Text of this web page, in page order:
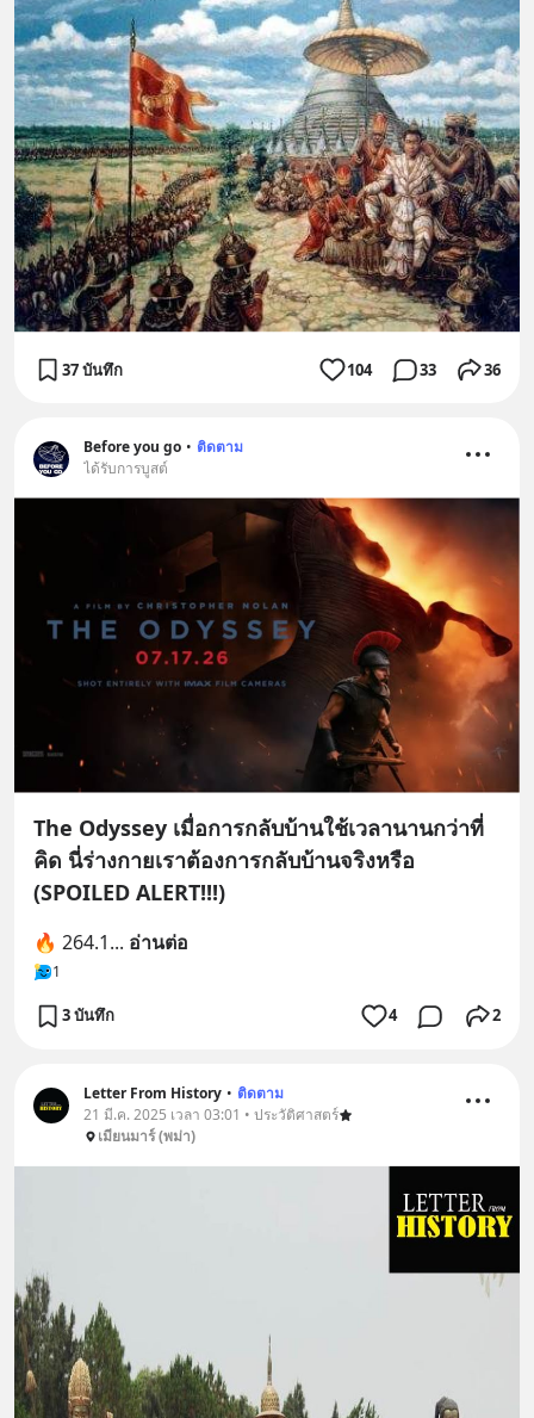
37 บันทึก 104 33 36
Before you go • ติดตาม
ได้รับการบูสต์
The Odyssey เมื่อการกลับบ้านใช้เวลานานกว่าที่
คิด นี่ร่างกายเราต้องการกลับบ้านจริงหรือ
(SPOILED ALERT!!!)
🔥 264.1... อ่านต่อ
1
3 บันทึก 4 2
Letter From History • ติดตาม
21 มี.ค. 2025 เวลา 03:01 • ประวัติศาสตร์
เมียนมาร์ (พม่า)